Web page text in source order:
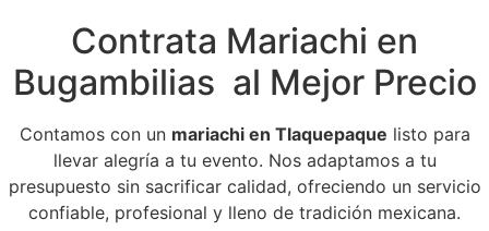
Contrata Mariachi en
Bugambilias al Mejor Precio
Contamos con un mariachi en Tlaquepaque listo para
llevar alegría a tu evento. Nos adaptamos a tu
presupuesto sin sacrificar calidad, ofreciendo un servicio
confiable, profesional y lleno de tradición mexicana.